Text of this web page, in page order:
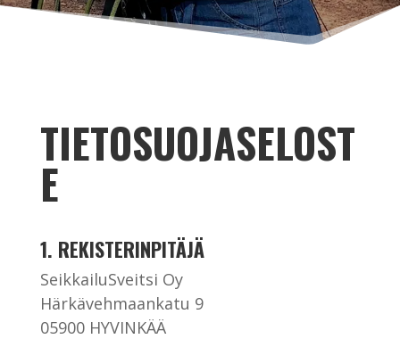
TIETOSUOJASELOST
E
1. REKISTERINPITÄJÄ
SeikkailuSveitsi Oy
Härkävehmaankatu 9
05900 HYVINKÄÄ